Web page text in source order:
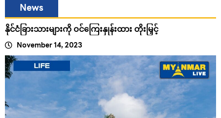
News
နိုင်ငံခြားသားများကို ဝင်ကြေးနှုန်းထား တိုးမြှင့်
November 14, 2023